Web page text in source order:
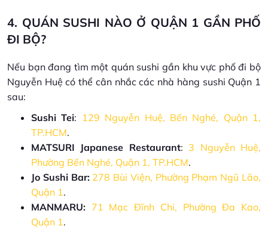
4. QUÁN SUSHI NÀO Ở QUẬN 1 GẦN PHỐ
ĐI BỘ?
Nếu bạn đang tìm một quán sushi gần khu vực phố đi bộ
Nguyễn Huệ có thể cân nhắc các nhà hàng sushi Quận 1
sau:
Sushi Tei: 129 Nguyễn Huệ, Bến Nghé, Quận 1,
TP.HCM.
MATSURI Japanese Restaurant: 3 Nguyễn Huệ,
Phường Bến Nghé, Quận 1, TP.HCM.
Jo Sushi Bar: 278 Bùi Viện, Phường Phạm Ngũ Lão,
Quận 1.
MANMARU: 71 Mạc Đĩnh Chi, Phường Đa Kao,
Quận 1.